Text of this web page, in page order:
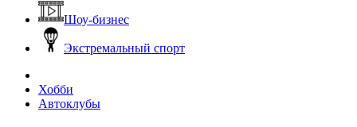
Шоу-бизнес
Экстремальный спорт
Хобби
Автоклубы